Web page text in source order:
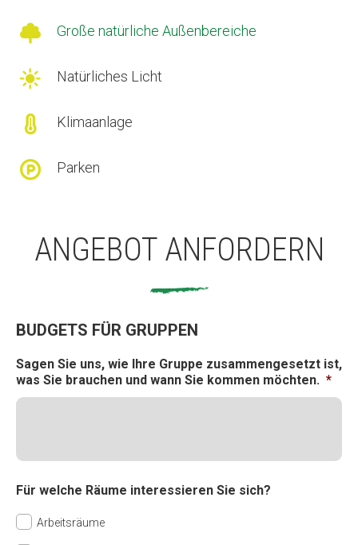
 Große natürliche Außenbereiche
 Natürliches Licht
 Klimaanlage
 Parken
ANGEBOT ANFORDERN
BUDGETS FÜR GRUPPEN
Sagen Sie uns, wie Ihre Gruppe zusammengesetzt ist,
was Sie brauchen und wann Sie kommen möchten. *
Für welche Räume interessieren Sie sich?
Arbeitsräume